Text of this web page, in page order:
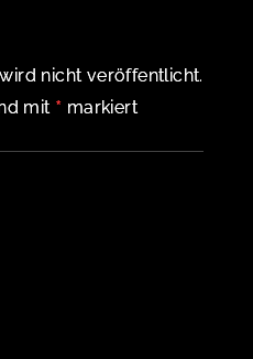
nicht veröffentlicht.
mit * markiert